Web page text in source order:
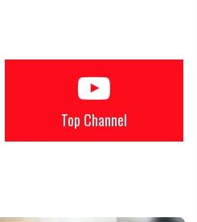
Top Channel